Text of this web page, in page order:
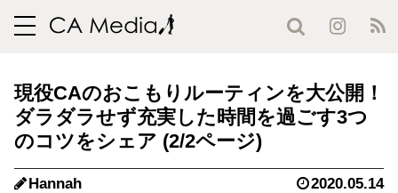
toggle
現役CAのおこもりルーティンを大公開！
ダラダラせず充実した時間を過ごす3つ
のコツをシェア (2/2ページ)
Hannah 2020.05.14